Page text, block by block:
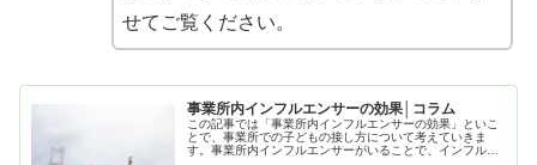
せてご覧ください。
事業所内インフルエンサーの効果│コラム
この記事では「事業所内インフルエンサーの効果」といこ
とで、事業所での子どもの接し方について考えていきま
す。事業所内インフルエンサーがいることで、インフルエ